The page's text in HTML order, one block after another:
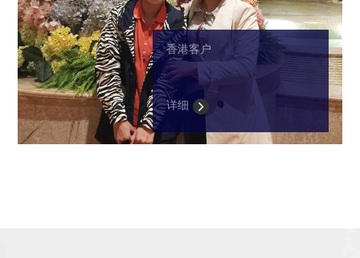
香港客户
详细